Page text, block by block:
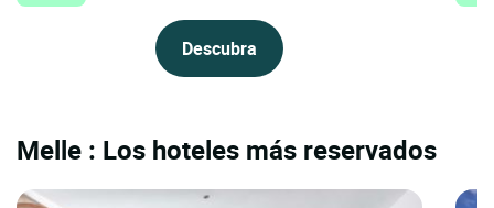
Descubra
Melle : Los hoteles más reservados